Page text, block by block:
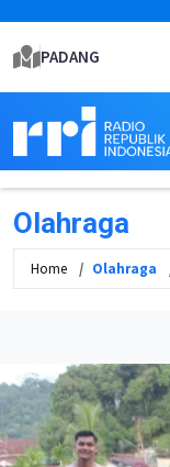
PADANG
Olahraga
Home Olahraga